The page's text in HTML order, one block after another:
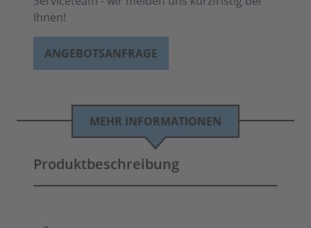
Ihnen!
ANGEBOTSANFRAGE
MEHR INFORMATIONEN
Produktbeschreibung